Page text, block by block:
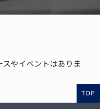
やイベントはありま
TOP